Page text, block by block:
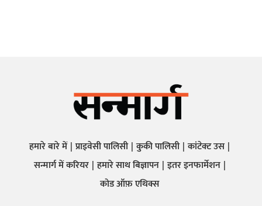
हमारे बारे में प्राइवेसी पालिसी कुकी पालिसी कांटेक्ट उस
सन्मार्ग में करियर हमारे साथ बिज्ञापन इतर इनफार्मेशन
कोड ऑफ़ एथिक्स